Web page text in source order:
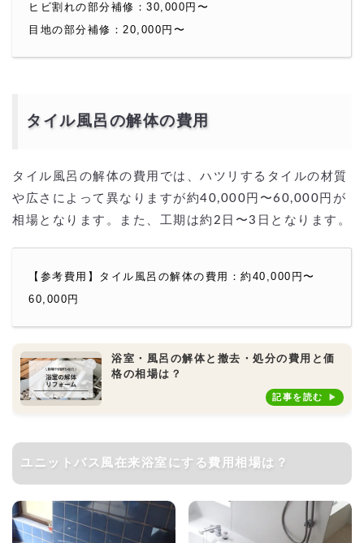
ヒビ割れの部分補修：30,000円〜
目地の部分補修：20,000円〜
タイル風呂の解体の費用
タイル風呂の解体の費用では、ハツリするタイルの材質
や広さによって異なりますが約40,000円〜60,000円が
相場となります。また、工期は約2日〜3日となります。
【参考費用】タイル風呂の解体の費用：約40,000円〜
60,000円
浴室・風呂の解体と撤去・処分の費用と価
格の相場は？
記事を読む
ユニットバス風在来浴室にする費用相場は？